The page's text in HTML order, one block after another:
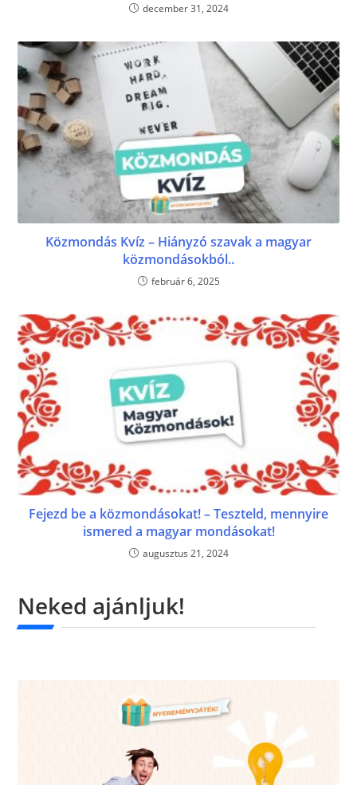
december 31, 2024
Közmondás Kvíz – Hiányzó szavak a magyar
közmondásokból..
február 6, 2025
Fejezd be a közmondásokat! – Teszteld, mennyire
ismered a magyar mondásokat!
augusztus 21, 2024
Neked ajánljuk!